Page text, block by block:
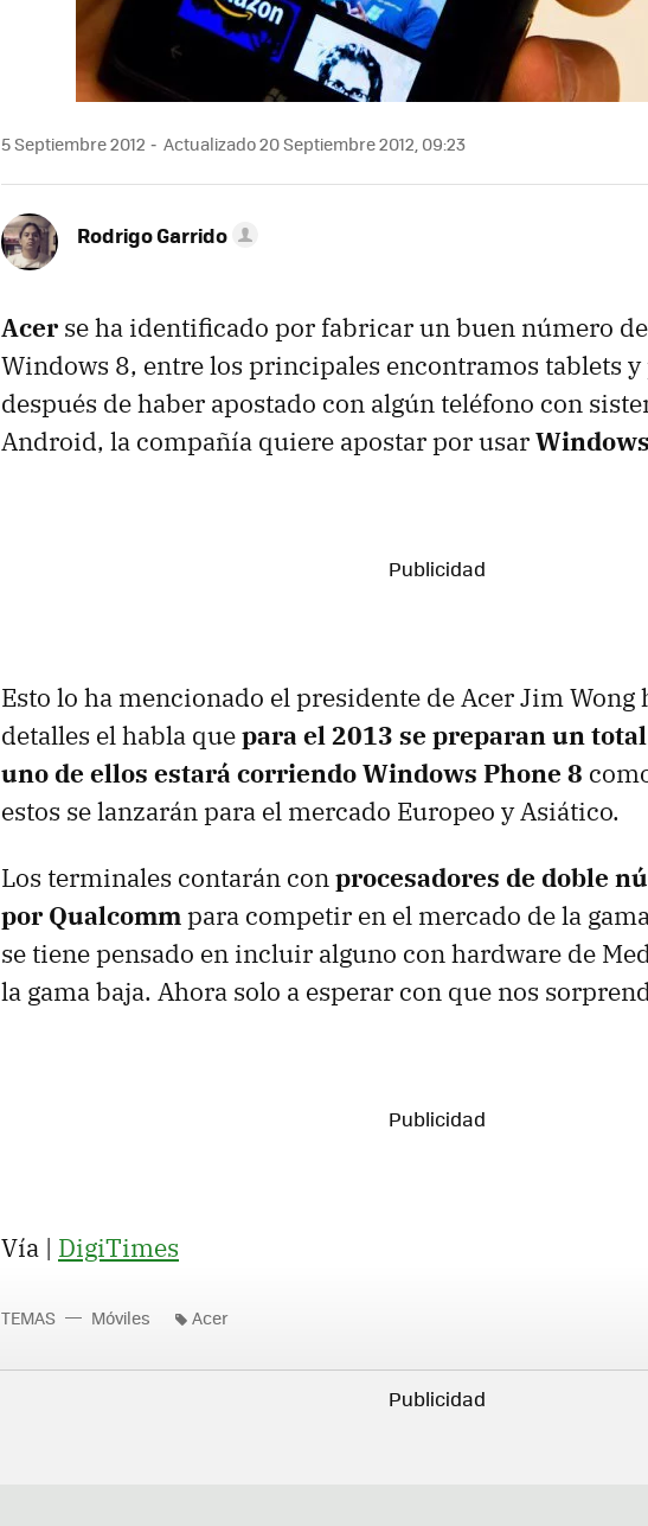
5 Septiembre 2012 Actualizado 20 Septiembre 2012, 09:23
Rodrigo Garrido
Acer se ha identificado por fabricar un buen número
Windows 8, entre los principales encontramos tablets
después de haber apostado con algún teléfono con
Android, la compañía quiere apostar por usar
Esto lo ha mencionado el presidente de Acer Jim Wong
detalles el habla quepara el 2013 se preparan un
uno de ellos estará corriendo Windows Phone 8
estos se lanzarán para el mercado Europeo y Asiático.
Los terminales contarán conprocesadores de doble
por Qualcommpara competir en el mercado de la
se tiene pensado en incluir alguno con hardware de
la gama baja. Ahora solo a esperar con que nos
Vía | DigiTimes
TEMAS Móviles Acer